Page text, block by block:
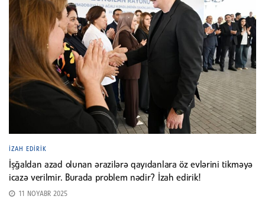
İZAH EDIRIK
İşğaldan azad olunan ərazilərə qayıdanlara öz evlərini tikməyə
icazə verilmir. Burada problem nədir? İzah edirik!
11 NOYABR 2025